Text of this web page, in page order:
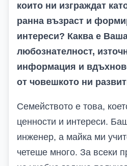
които ни изграждат
ранна възраст и
интереси? Каква е
любознателност,
информация и
от човешкото ни
Семейството е това,
ценности и интереси.
инженер, а майка ми
четеше много. За всеки